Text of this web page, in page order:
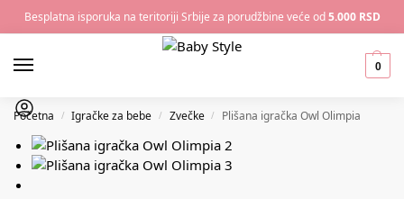
Besplatna isporuka na teritoriji Srbije za porudžbine veće od5.000 RSD
0
Početna / Igračke za bebe / Zvečke / Plišana igračka Owl Olimpia